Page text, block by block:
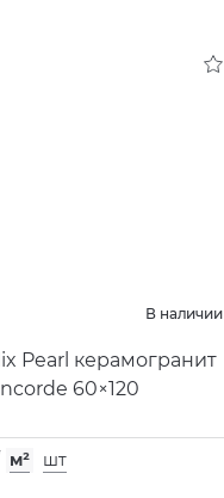
В наличии
Pearl керамогранит
60×120
м² шт